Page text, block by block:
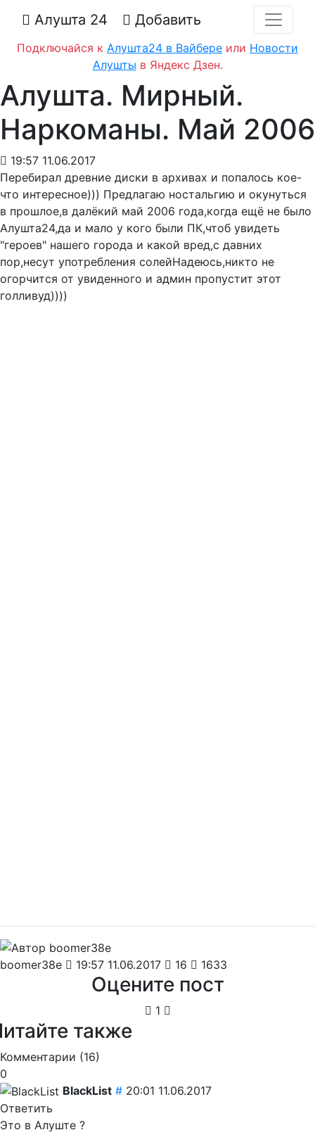
Алушта 24 Добавить
Подключайся к Алушта24 в Вайбере или Новости
Алушты в Яндекс Дзен.
Алушта. Мирный.
Наркоманы. Май 2006
19:57 11.06.2017
Перебирал древние диски в архивах и попалось кое-
что интересное))) Предлагаю ностальгию и окунуться
в прошлое,в далёкий май 2006 года,когда ещё не было
Алушта24,да и мало у кого были ПК,чтоб увидеть
"героев" нашего города и какой вред,с давних
пор,несут употребления солейНадеюсь,никто не
огорчится от увиденного и админ пропустит этот
голливуд))))
boomer38e 19:57 11.06.2017 16 1633
Оцените пост
1
также
Комментарии (16)
0
BlackList # 20:01 11.06.2017
Ответить
Это в Алуште ?